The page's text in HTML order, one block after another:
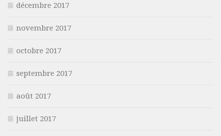
décembre 2017
novembre 2017
octobre 2017
septembre 2017
août 2017
juillet 2017